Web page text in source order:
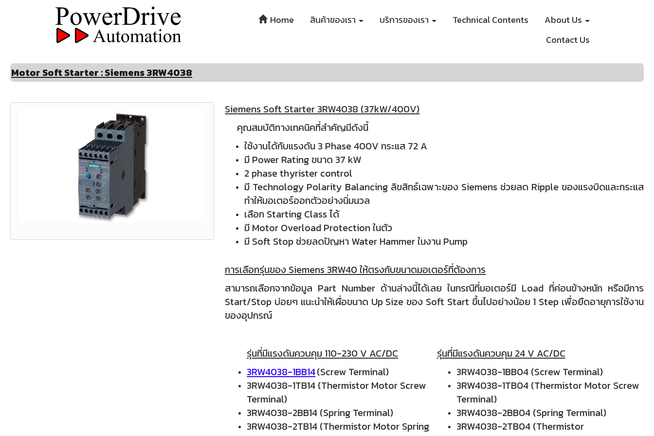
Home สินค้าของเรา บริการของเรา Technical Contents
About Us
Contact Us
Motor Soft Starter : Siemens 3RW4038
Siemens Soft Starter 3RW4038 (37kW/400V)
คุณสมบัติทางเทคนิคที่สำคัญมีดังนี้
ใช้งานได้กับแรงดัน 3 Phase 400V กระแส 72 A
มี Power Rating ขนาด 37 kW
2 phase thyrister control
มี Technology Polarity Balancing ลิขสิทธ์เฉพาะของ Siemens ช่วยลด Ripple ของแรงบิดและกระแส
ทำให้มอเตอร์ออกตัวอย่างนิ่มนวล
เลือก Starting Class ได้
มี Motor Overload Protection ในตัว
มี Soft Stop ช่วยลดปัญหา Water Hammer ในงาน Pump
การเลือกรุ่นของ Siemens 3RW40 ให้ตรงกับขนาดมอเตอร์ที่ต้องการ
สามารถเลือกจากข้อมูล Part Number ด้านล่างนี้ได้เลย ในกรณีที่มอเตอร์มี Load ที่ค่อนข้างหนัก หรือมีการ
Start/Stop บ่อยๆ แนะนำให้เผื่อขนาด Up Size ของ Soft Start ขึ้นไปอย่างน้อย 1 Step เพื่อยืดอายุการใช้งาน
ของอุปกรณ์
รุ่นที่มีแรงดันควบคุม 110-230 V AC/DC
3RW4038-1BB14(Screw Terminal)
3RW4038-1TB14 (Thermistor Motor Screw
Terminal)
3RW4038-2BB14 (Spring Terminal)
3RW4038-2TB14 (Thermistor Motor Spring
รุ่นที่มีแรงดันควบคุม 24 V AC/DC
3RW4038-1BB04 (Screw Terminal)
3RW4038-1TB04 (Thermistor Motor Screw
Terminal)
3RW4038-2BB04 (Spring Terminal)
3RW4038-2TB04 (Thermistor